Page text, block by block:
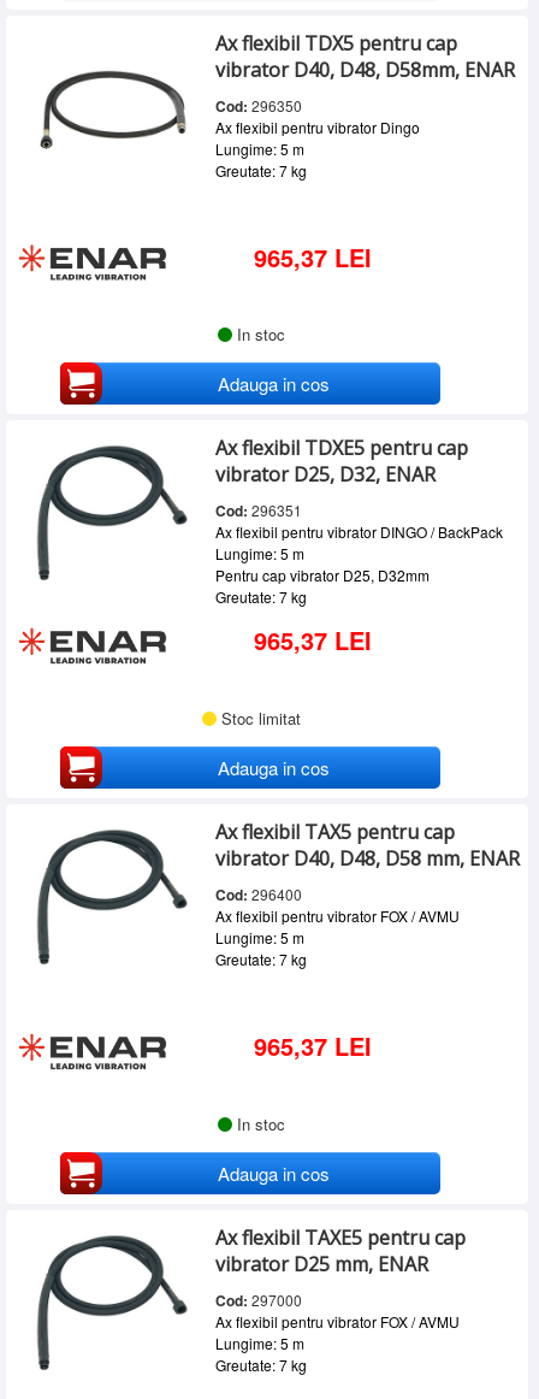
Ax flexibil TDX5 pentru cap
vibrator D40, D48, D58mm, ENAR
Cod: 296350
Ax flexibil pentru vibrator Dingo
Lungime: 5 m
Greutate: 7 kg
965,37 LEI
In stoc
Adauga in cos
Ax flexibil TDXE5 pentru cap
vibrator D25, D32, ENAR
Cod: 296351
Ax flexibil pentru vibrator DINGO / BackPack
Lungime: 5 m
Pentru cap vibrator D25, D32mm
Greutate: 7 kg
965,37 LEI
Stoc limitat
Adauga in cos
Ax flexibil TAX5 pentru cap
vibrator D40, D48, D58 mm, ENAR
Cod: 296400
Ax flexibil pentru vibrator FOX / AVMU
Lungime: 5 m
Greutate: 7 kg
965,37 LEI
In stoc
Adauga in cos
Ax flexibil TAXE5 pentru cap
vibrator D25 mm, ENAR
Cod: 297000
Ax flexibil pentru vibrator FOX / AVMU
Lungime: 5 m
Greutate: 7 kg